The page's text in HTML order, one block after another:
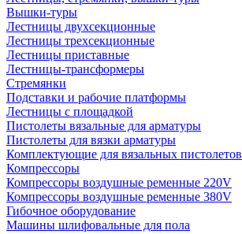
Вышки-туры
Лестницы двухсекционные
Лестницы трехсекционные
Лестницы приставные
Лестницы-трансформеры
Стремянки
Подставки и рабочие платформы
Лестницы с площадкой
Пистолеты вязальные для арматуры
Пистолеты для вязки арматуры
Комплектующие для вязальных пистолетов
Компрессоры
Компрессоры воздушные ременные 220V
Компрессоры воздушные ременные 380V
Гибочное оборудование
Машины шлифовальные для пола